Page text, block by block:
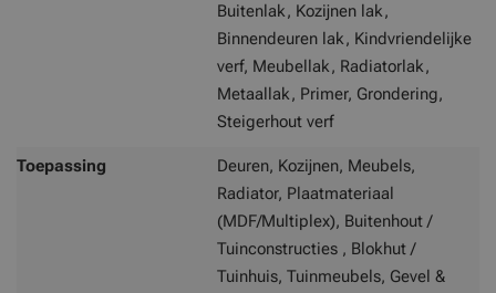
Buitenlak, Kozijnen lak,
Binnendeuren lak, Kindvriendelijke
verf, Meubellak, Radiatorlak,
Metaallak, Primer, Grondering,
Steigerhout verf
Toepassing
Deuren, Kozijnen, Meubels,
Radiator, Plaatmateriaal
(MDF/Multiplex), Buitenhout /
Tuinconstructies , Blokhut /
Tuinhuis, Tuinmeubels, Gevel &